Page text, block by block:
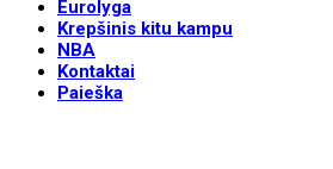
Eurolyga
Krepšinis kitu kampu
NBA
Kontaktai
Paieška